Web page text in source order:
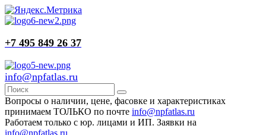
+7 495 849 26 37
info@npfatlas.ru
Вопросы о наличии, цене, фасовке и характеристиках
принимаем ТОЛЬКО по почте info@npfatlas.ru
Работаем только с юр. лицами и ИП. Заявки на
info@npfatlas.ru